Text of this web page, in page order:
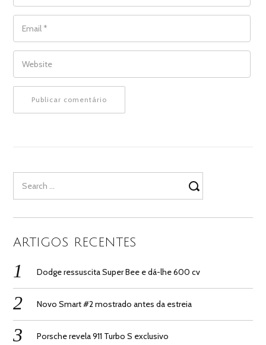
for:
ARTIGOS RECENTES
Dodge ressuscita Super Bee e dá-lhe 600 cv
Novo Smart #2 mostrado antes da estreia
Porsche revela 911 Turbo S exclusivo